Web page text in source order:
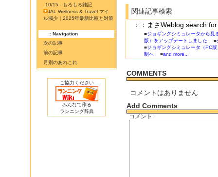
10/15 - もろもろ雑記
JAL Wellness & Travel マイ
ル減少｜2025年最新比較と対策
:: Navigation
次の記事
前の記事
月別のあれこれ
ご協力ください
みんなで作る
ランニング辞典
関連記事検索
：：まさWeblog search
■ジョギングシミュレータから見
版）をアップデートしました ■
■ジョギングシミュレータ（PC
制へ ■and more...
COMMENTS
コメントはありません
Add Comments
コメント: